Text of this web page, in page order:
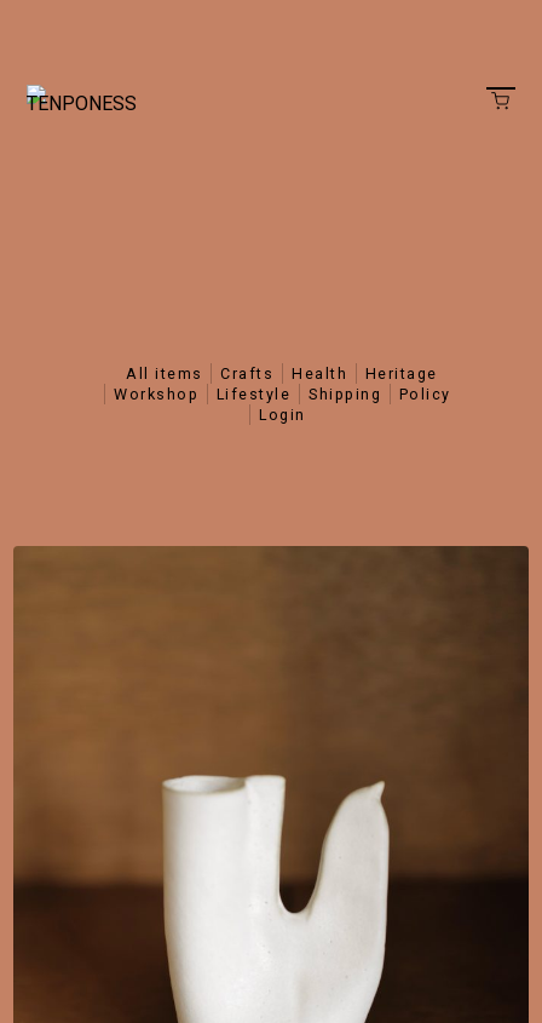
all items crafts health
heritage
workshop
lifestyle shipping
policy
login